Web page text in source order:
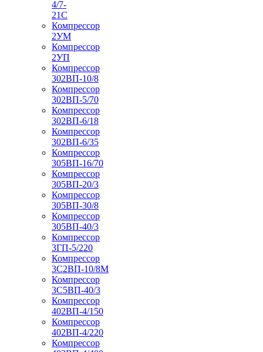
4/7-
21С
Компрессор
2УМ
Компрессор
2УП
Компрессор
302ВП-10/8
Компрессор
302ВП-5/70
Компрессор
302ВП-6/18
Компрессор
302ВП-6/35
Компрессор
305ВП-16/70
Компрессор
305ВП-20/3
Компрессор
305ВП-30/8
Компрессор
305ВП-40/3
Компрессор
3ГП-5/220
Компрессор
3С2ВП-10/8М
Компрессор
3С5ВП-40/3
Компрессор
402ВП-4/150
Компрессор
402ВП-4/220
Компрессор